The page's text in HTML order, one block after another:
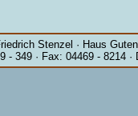
Stenzel · Haus
- 349 · Fax: 04469 - 8214